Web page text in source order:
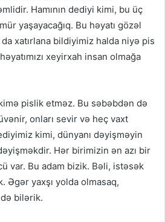
Hamının dediyi kimi, bu üç
yaşayacağıq. Bu həyatı gözəl
xatırlana bildiyimiz halda niyə pis
xeyirxah insan olmağa
pislik etməz. Bu səbəbdən də
onları sevir və heç vaxt
kimi, dünyanı dəyişməyin
Hər birimizin ən azı bir
var. Bu adam bizik. Bəli, istəsək
Əgər yaxşı yolda olmasaq,
bilərik.